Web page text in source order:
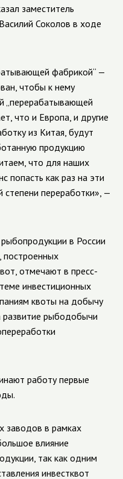
заместитель
Соколов в ходе
фабрикой“ —
чтобы к нему
„перерабатывающей
что и Европа, и другие
из Китая, будут
продукцию
что для наших
попасть как раз на эти
степени переработки», —
в России
построенных
отмечают в пресс-
инвестиционных
квоты на добычу
рыбодобычи
работу первые
заводов в рамках
влияние
так как одним
инвестквот